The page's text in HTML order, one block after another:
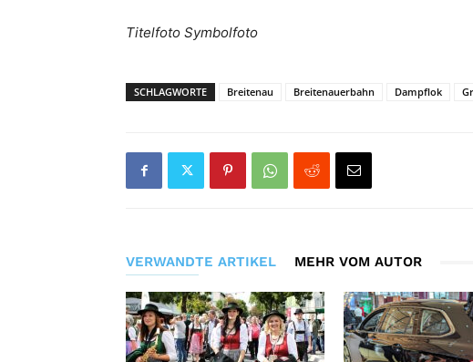
Titelfoto Symbolfoto
SCHLAGWORTE Breitenau Breitenauerbahn Dampflok
VERWANDTE ARTIKEL MEHR VOM AUTOR